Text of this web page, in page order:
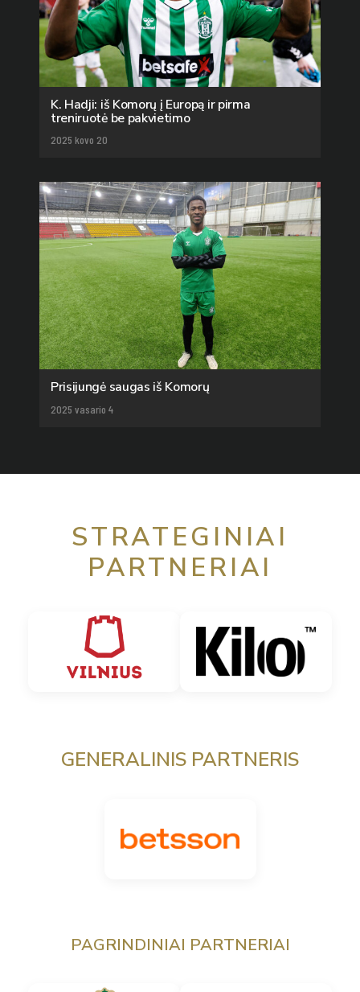
K. Hadji: iš Komorų į Europą ir pirma
treniruotė be pakvietimo
2025 kovo 20
Prisijungė saugas iš Komorų
2025 vasario 4
STRATEGINIAI
PARTNERIAI
GENERALINIS PARTNERIS
PAGRINDINIAI PARTNERIAI